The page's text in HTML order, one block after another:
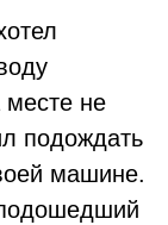
месте не
подождать
машине.